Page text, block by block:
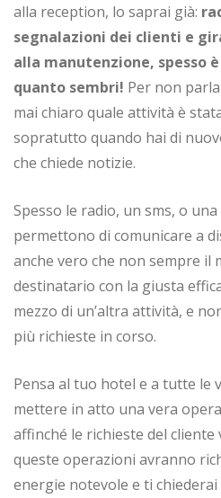
alla reception, lo saprai già:
segnalazioni dei clienti e
alla manutenzione, spesso
quanto sembri! Per non
mai chiaro quale attività è
sopratutto quando hai di
che chiede notizie.
Spesso le radio, un sms, o
permettono di comunicare a
anche vero che non sempre il
destinatario con la giusta
mezzo di un’altra attività, e
più richieste in corso.
Pensa al tuo hotel e a tutte le
mettere in atto una vera
affinché le richieste del cliente
queste operazioni avranno
energie notevole e ti chiederai